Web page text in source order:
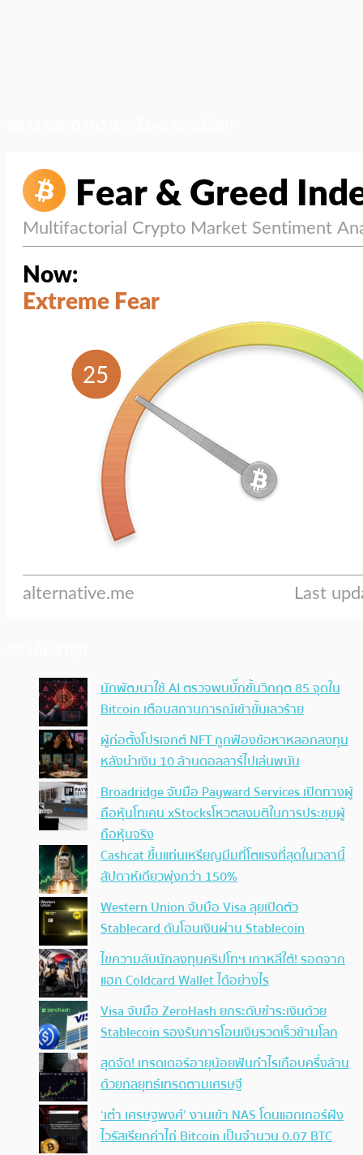
นักพัฒนาใช้ AI ตรวจพบบั๊กขั้นวิกฤต 85 จุดใน
Bitcoin เตือนสถานการณ์เข้าขั้นเลวร้าย
ผู้ก่อตั้งโปรเจกต์ NFT ถูกฟ้องข้อหาหลอกลงทุน
หลังนำเงิน 10 ล้านดอลลาร์ไปเล่นพนัน
Broadridge จับมือ Payward Services เปิดทางผู้
ถือหุ้นโทเคน xStocksโหวตลงมติในการประชุมผู้
ถือหุ้นจริง
Cashcat ขึ้นแท่นเหรียญมีมที่โตแรงที่สุดในเวลานี้
สัปดาห์เดียวพุ่งกว่า 150%
Western Union จับมือ Visa ลุยเปิดตัว
Stablecard ดันโอนเงินผ่าน Stablecoin
ไขความลับนักลงทุนคริปโทฯ เกาหลีใต้! รอดจาก
แฮก Coldcard Wallet ได้อย่างไร
Visa จับมือ ZeroHash ยกระดับชำระเงินด้วย
Stablecoin รองรับการโอนเงินรวดเร็วข้ามโลก
สุดจัด! เทรดเดอร์อายุน้อยฟันกำไรเกือบครึ่งล้าน
ด้วยกลยุทธ์เทรดตามเศรษฐี
‘เต๋า เศรษฐพงศ์’ งานเข้า NAS โดนแฮกเกอร์ฝัง
ไวรัสเรียกค่าไถ่ Bitcoin เป็นจำนวน 0.07 BTC